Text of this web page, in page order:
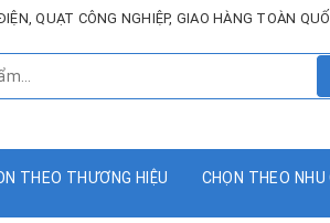
QUẠT CÔNG NGHIỆP, GIAO HÀNG TOÀN
THEO THƯƠNG HIỆU CHỌN THEO NHU